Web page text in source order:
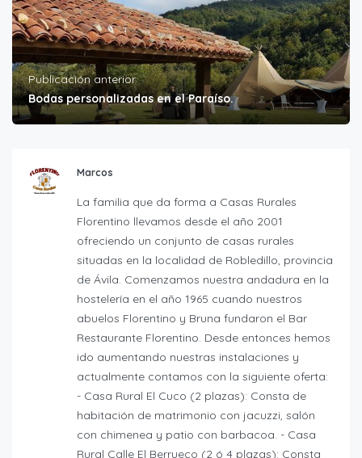
Publicación anterior
Bodas personalizadas en el Paraíso.
Marcos
La familia que da forma a Casas Rurales
Florentino llevamos desde el año 2001
ofreciendo un conjunto de casas rurales
situadas en la localidad de Robledillo, provincia
de Ávila. Comenzamos nuestra andadura en la
hostelería en el año 1965 cuando nuestros
abuelos Florentino y Bruna fundaron el Bar
Restaurante Florentino. Desde entonces hemos
ido aumentando nuestras instalaciones y
actualmente contamos con la siguiente oferta:
- Casa Rural El Cuco (2 plazas): Consta de
habitación de matrimonio con jacuzzi, salón
con chimenea y patio con barbacoa. - Casa
Rural Calle El Berrueco (2 ó 4 plazas): Consta